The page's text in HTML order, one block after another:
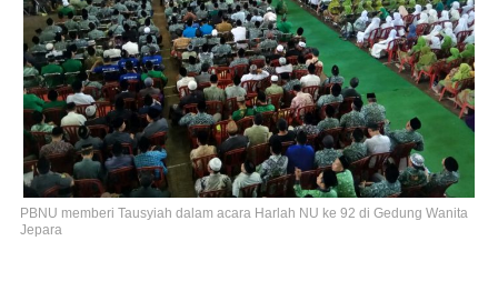
PBNU memberi Tausyiah dalam acara Harlah NU ke 92 di Gedung Wanita
Jepara